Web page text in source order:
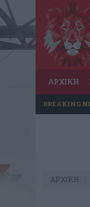
ΑΡΧΙΚΗ
BREAKING
ΑΡΧΙΚΗ